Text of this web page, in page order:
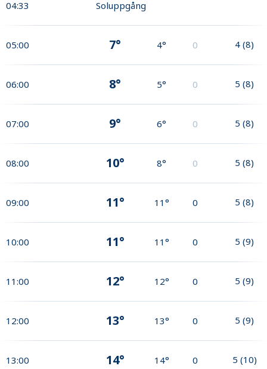
04:33 Soluppgång
05:00 7° 4° 0 4 (8)
06:00 8° 5° 0 5 (8)
07:00 9° 6° 0 5 (8)
08:00 10° 8° 0 5 (8)
09:00 11° 11° 0 5 (8)
10:00 11° 11° 0 5 (9)
11:00 12° 12° 0 5 (9)
12:00 13° 13° 0 5 (9)
13:00 14° 14° 0 5 (10)